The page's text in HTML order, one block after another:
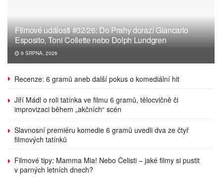
Filmové události #32/26: Do Prahy dorazí Giancarlo
Esposito, Toni Collette nebo Dolph Lundgren
9 SRPNA, 2026
Recenze: 6 gramů aneb další pokus o komediální hit
Jiří Mádl o roli tatínka ve filmu 6 gramů, tělocvičně či
improvizaci během „akčních“ scén
Slavnosní premiéru komedie 6 gramů uvedli dva ze čtyř
filmových tatínků
Filmové tipy: Mamma Mia! Nebo Čelisti – jaké filmy si pustit
v parných letních dnech?